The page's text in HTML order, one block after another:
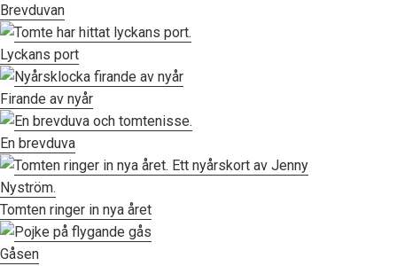
Brevduvan
Lyckans port
Firande av nyår
En brevduva
Tomten ringer in nya året
Gåsen